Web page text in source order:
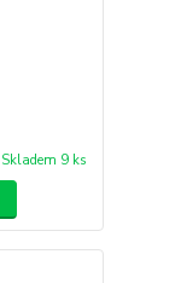
Skladem 9 ks